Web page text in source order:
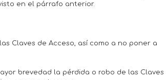
en el párrafo anterior.
Claves de Acceso, así como a no poner a
brevedad la pérdida o robo de las Claves